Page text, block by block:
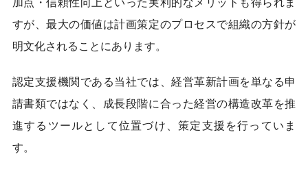
すが、最大の価値は計画策定のプロセスで組織の方針が
明文化されることにあります。
認定支援機関である当社では、経営革新計画を単なる申
請書類ではなく、成長段階に合った経営の構造改革を推
進するツールとして位置づけ、策定支援を行っていま
す。